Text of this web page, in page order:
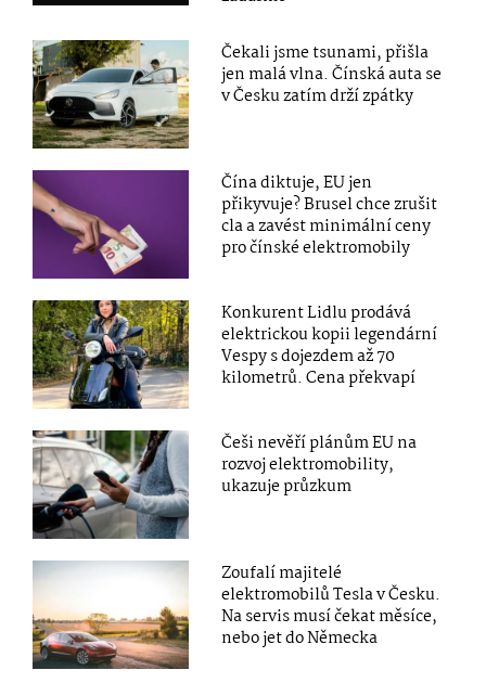
Čekali jsme tsunami, přišla
jen malá vlna. Čínská auta se
v Česku zatím drží zpátky
Čína diktuje, EU jen
přikyvuje? Brusel chce zrušit
cla a zavést minimální ceny
pro čínské elektromobily
Konkurent Lidlu prodává
elektrickou kopii legendární
Vespy s dojezdem až 70
kilometrů. Cena překvapí
Češi nevěří plánům EU na
rozvoj elektromobility,
ukazuje průzkum
Zoufalí majitelé
elektromobilů Tesla v Česku.
Na servis musí čekat měsíce,
nebo jet do Německa